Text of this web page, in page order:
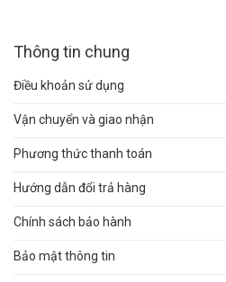
Thông tin chung
Điều khoản sử dụng
Vận chuyển và giao nhận
Phương thức thanh toán
Hướng dẫn đổi trả hàng
Chính sách bảo hành
Bảo mật thông tin